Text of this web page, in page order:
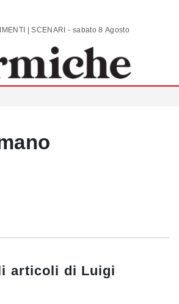
ANALISI | COMMENTI | SCENARI - sabato 8 Agosto 2026
articoli di Luigi